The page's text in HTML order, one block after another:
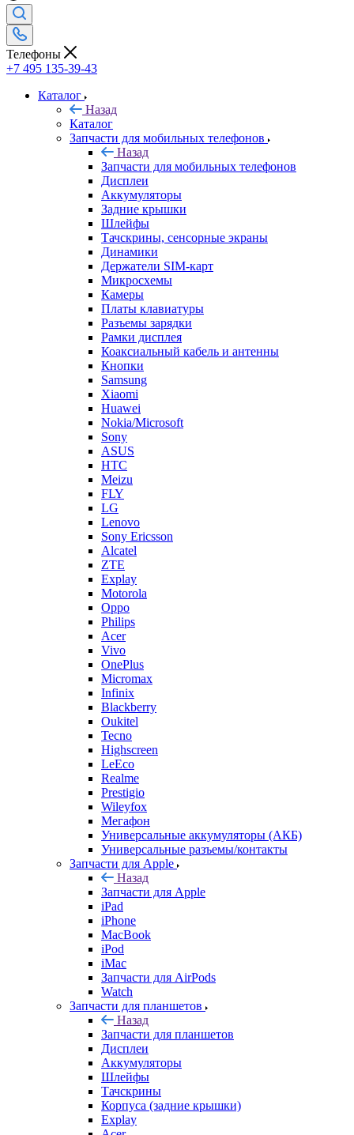
Телефоны
+7 495 135-39-43
Каталог
Назад
Каталог
Запчасти для мобильных телефонов
Назад
Запчасти для мобильных телефонов
Дисплеи
Аккумуляторы
Задние крышки
Шлейфы
Тачскрины, сенсорные экраны
Динамики
Держатели SIM-карт
Микросхемы
Камеры
Платы клавиатуры
Разъемы зарядки
Рамки дисплея
Коаксиальный кабель и антенны
Кнопки
Samsung
Xiaomi
Huawei
Nokia/Microsoft
Sony
ASUS
HTC
Meizu
FLY
LG
Lenovo
Sony Ericsson
Alcatel
ZTE
Explay
Motorola
Oppo
Philips
Acer
Vivo
OnePlus
Micromax
Infinix
Blackberry
Oukitel
Tecno
Highscreen
LeEco
Realme
Prestigio
Wileyfox
Мегафон
Универсальные аккумуляторы (АКБ)
Универсальные разъемы/контакты
Запчасти для Apple
Назад
Запчасти для Apple
iPad
iPhone
MacBook
iPod
iMac
Запчасти для AirPods
Watch
Запчасти для планшетов
Назад
Запчасти для планшетов
Дисплеи
Аккумуляторы
Шлейфы
Тачскрины
Корпуса (задние крышки)
Explay